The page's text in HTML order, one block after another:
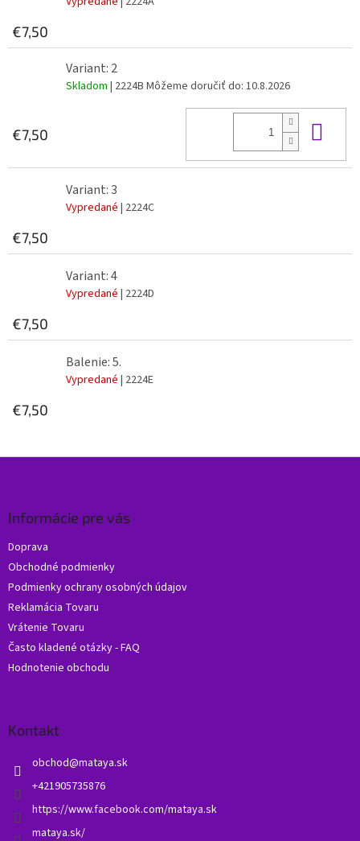
€7,50
Variant: 2
Skladom | 2224B Môžeme doručiť do: 10.8.2026
€7,50
Variant: 3
Vypredané | 2224C
€7,50
Variant: 4
Vypredané | 2224D
€7,50
Balenie: 5.
Vypredané | 2224E
€7,50
Informácie pre vás
Doprava
Obchodné podmienky
Podmienky ochrany osobných údajov
Reklamácia Tovaru
Vrátenie Tovaru
Často kladené otázky - FAQ
Hodnotenie obchodu
Kontakt
obchod@mataya.sk
+421905735876
https://www.facebook.com/mataya.sk
mataya.sk/